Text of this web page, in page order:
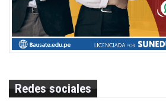
Redes sociales